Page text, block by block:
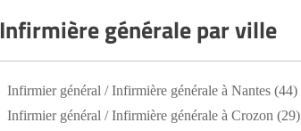
générale par ville
Infirmier général / Infirmière générale à Nantes (44)
Infirmier général / Infirmière générale à Crozon (29)